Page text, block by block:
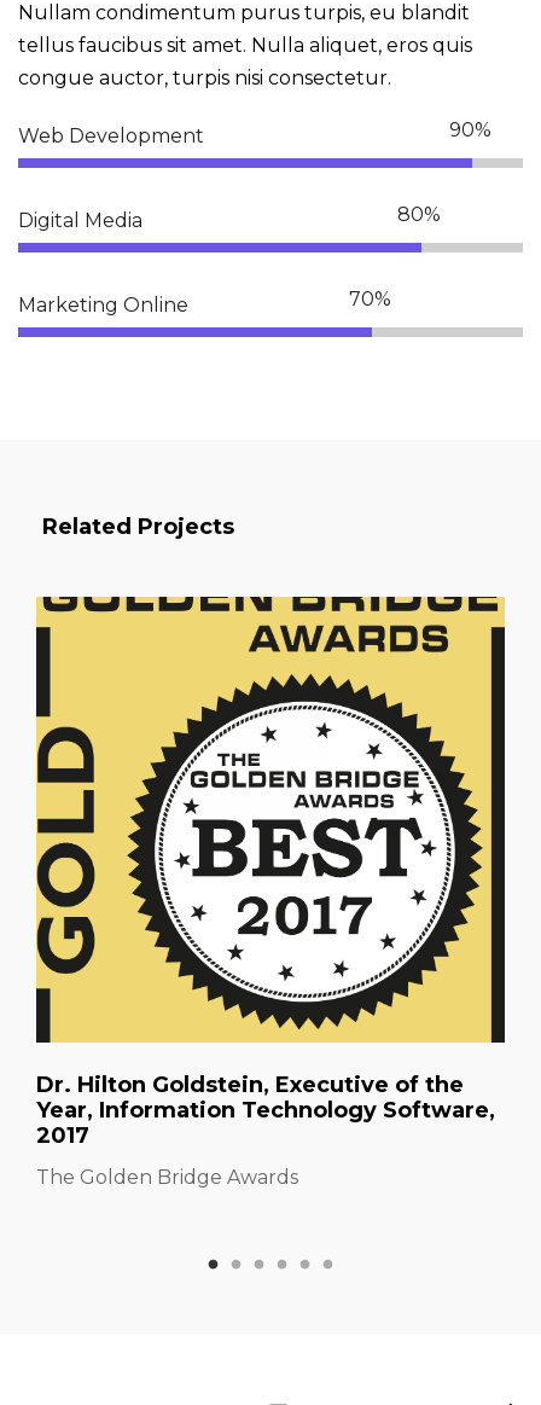
Nullam condimentum purus turpis, eu blandit
tellus faucibus sit amet. Nulla aliquet, eros quis
congue auctor, turpis nisi consectetur.
Web Development
Digital Media
Marketing Online
Related Projects
The Golden Bridge Awards
Dr. Hilton Goldstein, Executive of the
Year, Information Technology Software,
2017